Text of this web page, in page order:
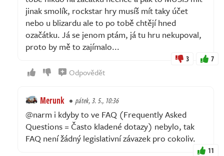
jinak smolík, rockstar hry musíš mít taky účet
nebo u blizardu ale to po tobě chtějí hned
ozačátku. Já se jenom ptám, já tu hru nekupoval,
proto by mě to zajímalo...
3 7
Odpovědět
Merunk pátek, 3. 5., 10:36
@narm i kdyby to ve FAQ (Frequently Asked
Questions = Často kladené dotazy) nebylo, tak
FAQ není žádný legislativní závazek pro cokoliv.
11